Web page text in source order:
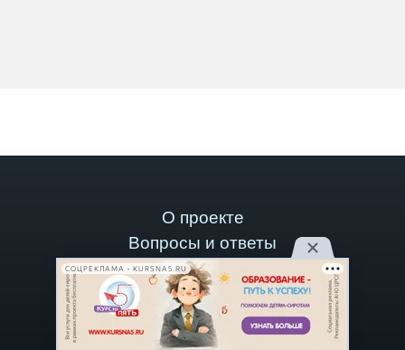
О проекте
Вопросы и ответы
Публикации
Контактная информация
Рекламодателям
Стать автором
СОЦРЕКЛАМА • KURSNA5.RU